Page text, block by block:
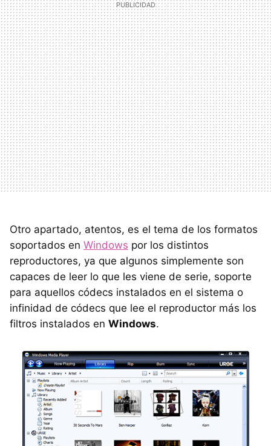
Otro apartado, atentos, es el tema de los formatos
soportados en Windows por los distintos
reproductores, ya que algunos simplemente son
capaces de leer lo que les viene de serie, soporte
para aquellos códecs instalados en el sistema o
infinidad de códecs que lee el reproductor más los
filtros instalados en Windows.